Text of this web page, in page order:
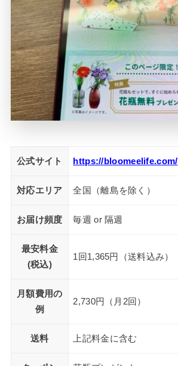
公式サイト https://bloomeelife.com/
対応エリア 全国（離島を除く）
お届け頻度 毎週 or 隔週
最安料金
(税込)
1回1,365円（送料込み）
月額費用の
例
2,730円（月2回）
送料 上記料金に含む